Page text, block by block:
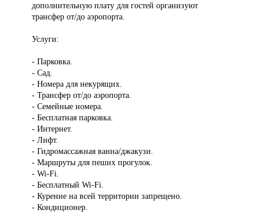
дополнительную плату для гостей организуют
трансфер от/до аэропорта.
Услуги:
- Парковка.
- Сад.
- Номера для некурящих.
- Трансфер от/до аэропорта.
- Семейные номера.
- Бесплатная парковка.
- Интернет.
- Лифт.
- Гидромассажная ванна/джакузи.
- Маршруты для пеших прогулок.
- Wi-Fi.
- Бесплатный Wi-Fi.
- Курение на всей территории запрещено.
- Кондиционер.